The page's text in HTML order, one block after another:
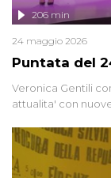
Puntata del
206 min
24 maggio 2026
Veronica Gentili
attualita' con